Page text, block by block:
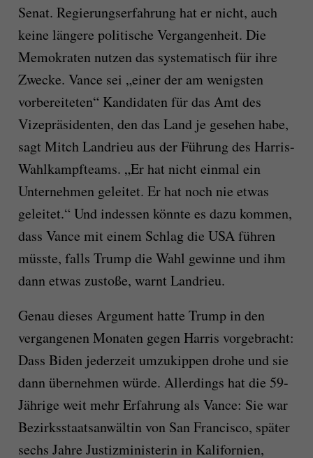
Senat. Regierungserfahrung hat er nicht, auch
keine längere politische Vergangenheit. Die
Memokraten nutzen das systematisch für ihre
Zwecke. Vance sei „einer der am wenigsten
vorbereiteten“ Kandidaten für das Amt des
Vizepräsidenten, den das Land je gesehen habe,
sagt Mitch Landrieu aus der Führung des Harris-
Wahlkampfteams. „Er hat nicht einmal ein
Unternehmen geleitet. Er hat noch nie etwas
geleitet.“ Und indessen könnte es dazu kommen,
dass Vance mit einem Schlag die USA führen
müsste, falls Trump die Wahl gewinne und ihm
dann etwas zustoße, warnt Landrieu.
Genau dieses Argument hatte Trump in den
vergangenen Monaten gegen Harris vorgebracht:
Dass Biden jederzeit umzukippen drohe und sie
dann übernehmen würde. Allerdings hat die 59-
Jährige weit mehr Erfahrung als Vance: Sie war
Bezirksstaatsanwältin von San Francisco, später
sechs Jahre Justizministerin in Kalifornien,